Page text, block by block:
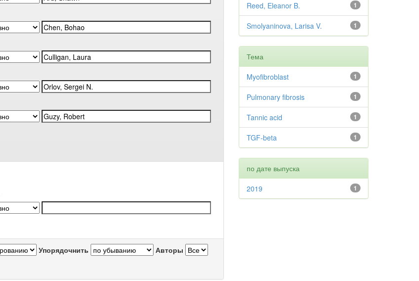
Упорядочнить Авторы
1
Reed, Eleanor B.
1
Smolyaninova, Larisa V.
Тема
1
Myofibroblast
1
Pulmonary fibrosis
1
Tannic acid
1
TGF-beta
по дате выпуска
1
2019